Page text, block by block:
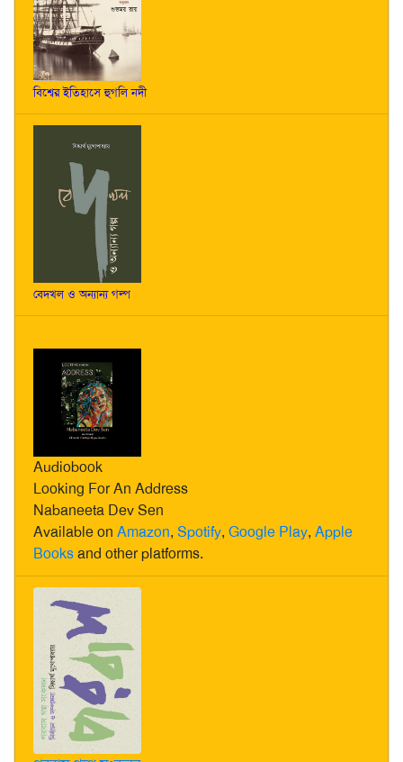
বিশ্বের ইতিহাসে হুগলি নদী
বেদখল ও অন্যান্য গল্প
Audiobook
Looking For An Address
Nabaneeta Dev Sen
Available on Amazon, Spotify, Google Play, Apple
Booksand other platforms.